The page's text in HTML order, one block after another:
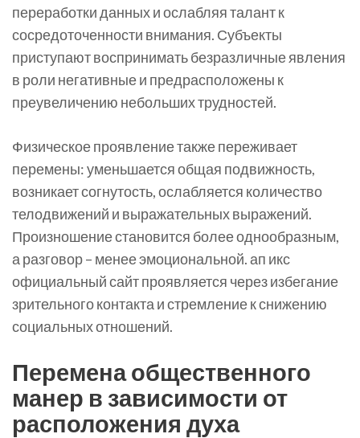
переработки данных и ослабляя талант к
сосредоточенности внимания. Субъекты
приступают воспринимать безразличные явления
в роли негативные и предрасположены к
преувеличению небольших трудностей.
Физическое проявление также переживает
перемены: уменьшается общая подвижность,
возникает согнутость, ослабляется количество
телодвижений и выражательных выражений.
Произношение становится более однообразным,
а разговор – менее эмоциональной. ап икс
официальный сайт проявляется через избегание
зрительного контакта и стремление к снижению
социальных отношений.
Перемена общественного
манер в зависимости от
расположения духа